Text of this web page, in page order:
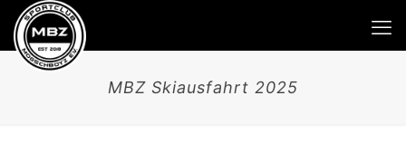
MBZ Skiausfahrt 2025